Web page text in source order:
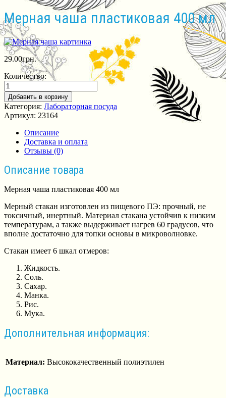
Мерная чаша пластиковая 400 мл
29.00грн.
Количество:
Добавить в корзину
Категория: Лабораторная посуда
Артикул: 23164
Описание
Доставка и оплата
Отзывы (0)
Описание товара
Мерная чаша пластиковая 400 мл
Мерный стакан изготовлен из пищевого ПЭ: прочный, не
токсичный, инертный. Материал стакана устойчив к низким
температурам, а также выдерживает нагрев 60 градусов, что
вполне достаточно для топки основы в микроволновке.
Стакан имеет 6 шкал отмеров:
Жидкость.
Соль.
Сахар.
Манка.
Рис.
Мука.
Дополнительная информация:
Материал: Высококачественный полиэтилен
Доставка